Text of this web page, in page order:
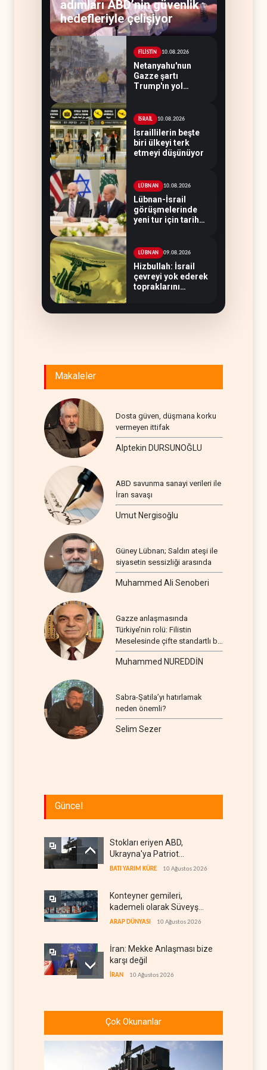
adımları ABD’nin güvenlik
hedefleriyle çelişiyor
FİLİSTİN 10.08.2026
Netanyahu'nun
Gazze şartı
Trump'ın yol
İSRAİL 10.08.2026
İsraillilerin beşte
biri ülkeyi terk
etmeyi düşünüyor
LÜBNAN 10.08.2026
Lübnan-İsrail
görüşmelerinde
yeni tur için tarih
LÜBNAN 09.08.2026
Hizbullah: İsrail
çevreyi yok ederek
topraklarını
Makaleler
Dosta güven, düşmana korku
vermeyen ittifak
Alptekin DURSUNOĞLU
ABD savunma sanayi verileri ile
İran savaşı
Umut Nergisoğlu
Güney Lübnan; Saldırı ateşi ile
siyasetin sessizliği arasında
Muhammed Ali Senoberi
Gazze anlaşmasında
Türkiye’nin rolü: Filistin
Meselesinde çifte standartlı bir
seyir
Muhammed NUREDDİN
Sabra-Şatila’yı hatırlamak
neden önemli?
Selim Sezer
Güncel
Stokları eriyen ABD,
Ukrayna'ya Patriot
vermemek için bahane
BATI YARIM KÜRE 10 Ağustos 2026
Konteyner gemileri,
kademeli olarak Süveyş
güzergahına dönüyor
ARAP DÜNYASI 10 Ağustos 2026
İran: Mekke Anlaşması bize
karşı değil
İRAN 10 Ağustos 2026
İsrail'e karşı caydırıcılık yok
Trump ara seçimler
öncesinde iki büyük krizle
Çok Okunanlar